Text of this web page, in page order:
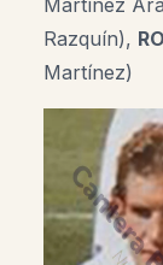
Razquín),
Martínez)